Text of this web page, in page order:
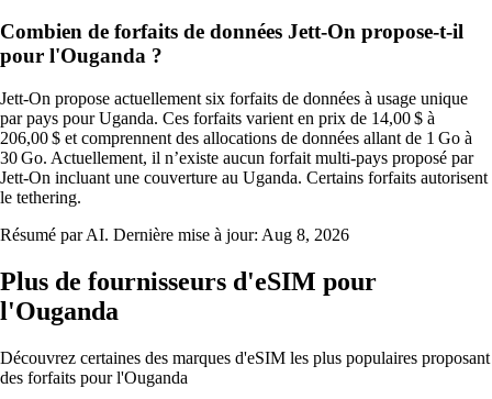
Combien de forfaits de données Jett-On propose-t-il
pour l'Ouganda ?
Jett‑On propose actuellement six forfaits de données à usage unique
par pays pour Uganda. Ces forfaits varient en prix de 14,00 $ à
206,00 $ et comprennent des allocations de données allant de 1 Go à
30 Go. Actuellement, il n’existe aucun forfait multi‑pays proposé par
Jett‑On incluant une couverture au Uganda. Certains forfaits autorisent
le tethering.
Résumé par AI. Dernière mise à jour: Aug 8, 2026
Plus de fournisseurs d'eSIM pour
l'Ouganda
Découvrez certaines des marques d'eSIM les plus populaires proposant
des forfaits pour l'Ouganda